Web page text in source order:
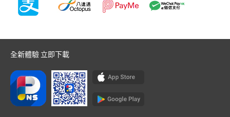
全新體驗 立即下載